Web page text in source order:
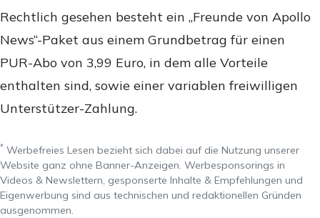
Rechtlich gesehen besteht ein „Freunde von Apollo
News“-Paket aus einem Grundbetrag für einen
PUR-Abo von 3,99 Euro, in dem alle Vorteile
enthalten sind, sowie einer variablen freiwilligen
Unterstützer-Zahlung.
* Werbefreies Lesen bezieht sich dabei auf die Nutzung unserer
Website ganz ohne Banner-Anzeigen. Werbesponsorings in
Videos & Newslettern, gesponserte Inhalte & Empfehlungen und
Eigenwerbung sind aus technischen und redaktionellen Gründen
ausgenommen.